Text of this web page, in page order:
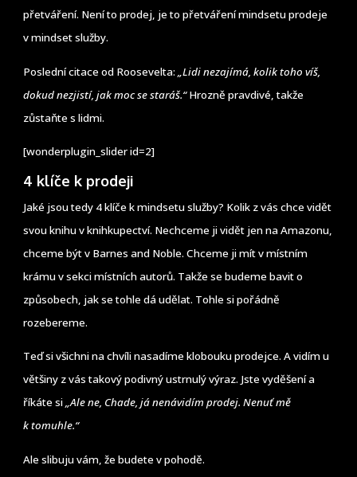
přetváření. Není to prodej, je to přetváření mindsetu prodeje
v mindset služby.
Poslední citace od Roosevelta:„Lidi nezajímá, kolik toho víš,
dokud nezjistí, jak moc se staráš.“Hrozně pravdivé, takže
zůstaňte s lidmi.
[wonderplugin_slider id=2]
4 klíče k prodeji
Jaké jsou tedy 4 klíče k mindsetu služby? Kolik z vás chce vidět
svou knihu v knihkupectví. Nechceme ji vidět jen na Amazonu,
chceme být v Barnes and Noble. Chceme ji mít v místním
krámu v sekci místních autorů. Takže se budeme bavit o
způsobech, jak se tohle dá udělat. Tohle si pořádně
rozebereme.
Teď si všichni na chvíli nasadíme klobouku prodejce. A vidím u
většiny z vás takový podivný ustrnulý výraz. Jste vyděšení a
říkáte si„Ale ne, Chade, já nenávidím prodej. Nenuť mě
k tomuhle.“
Ale slibuju vám, že budete v pohodě.